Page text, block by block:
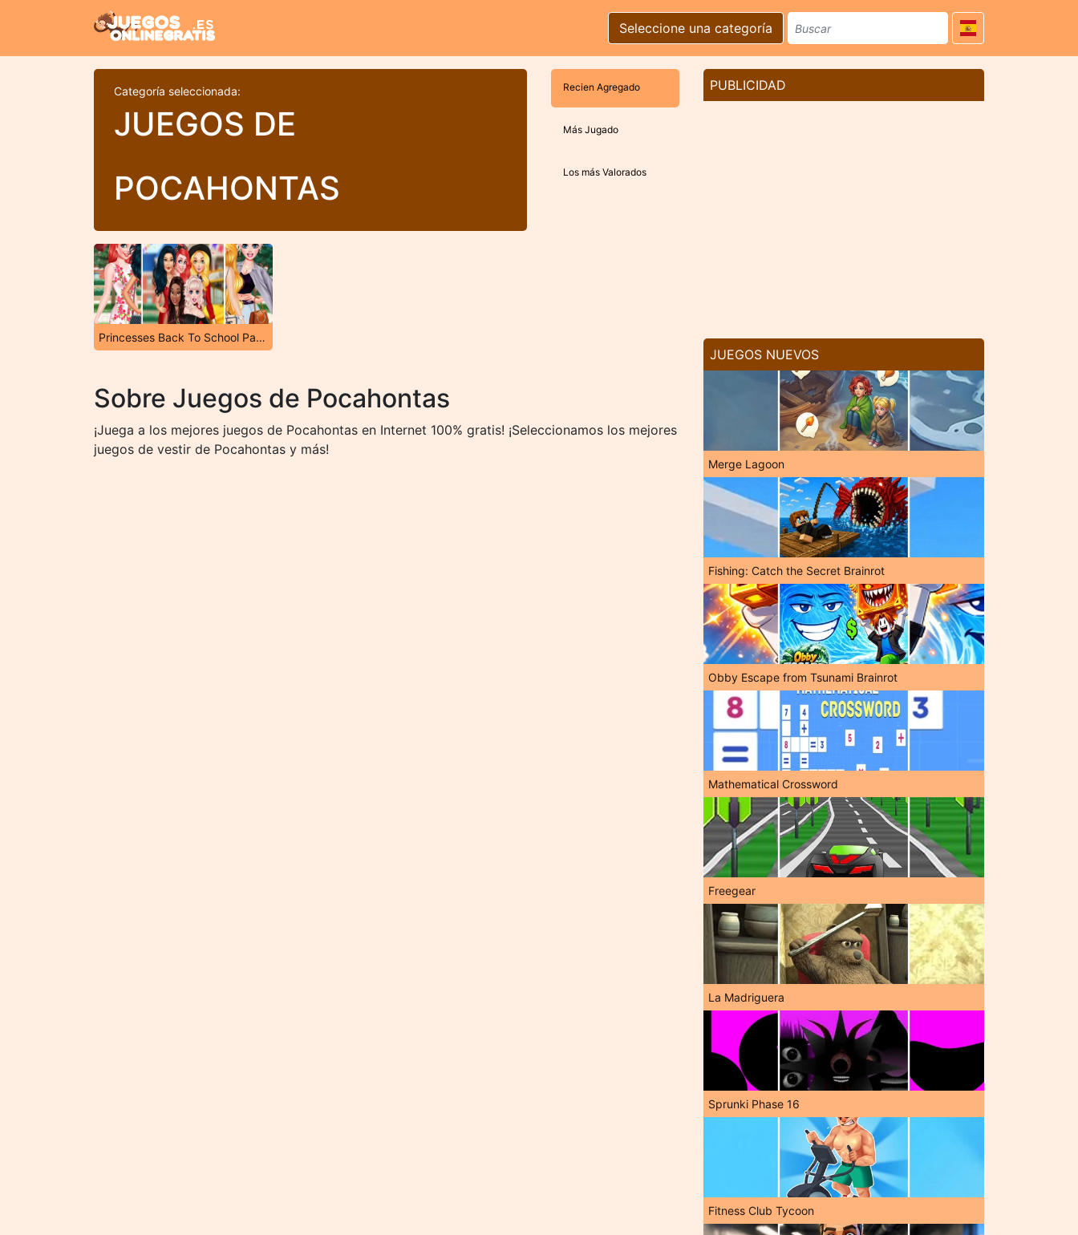
Seleccione una categoría
Categoría seleccionada:
JUEGOS DE
POCAHONTAS
Recien Agregado
Más Jugado
Los más Valorados
Princesses Back To School Party
Sobre Juegos de Pocahontas
¡Juega a los mejores juegos de Pocahontas en Internet 100% gratis! ¡Seleccionamos los mejores
juegos de vestir de Pocahontas y más!
PUBLICIDAD
JUEGOS NUEVOS
Merge Lagoon
Fishing: Catch the Secret Brainrot
Obby Escape from Tsunami Brainrot
Mathematical Crossword
Freegear
La Madriguera
Sprunki Phase 16
Fitness Club Tycoon